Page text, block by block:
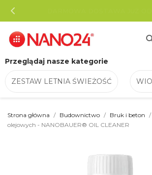
Przeglądaj nasze kategorie
ZESTAW LETNIA ŚWIEŻOŚĆ
Strona główna Budownictwo Bruk i beton
olejowych - NANOBAUER® OIL CLEANER